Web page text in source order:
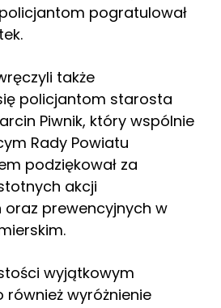
pogratulował
także
policjantom starosta
Piwnik, który wspólnie
Rady Powiatu
podziękował za
akcji
prewencyjnych w
wyjątkowym
również wyróżnienie